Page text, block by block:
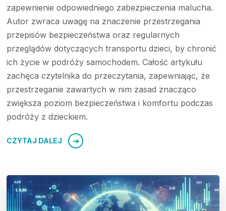
zapewnienie odpowiedniego zabezpieczenia malucha.
Autor zwraca uwagę na znaczenie przestrzegania
przepisów bezpieczeństwa oraz regularnych
przeglądów dotyczących transportu dzieci, by chronić
ich życie w podróży samochodem. Całość artykułu
zachęca czytelnika do przeczytania, zapewniając, że
przestrzeganie zawartych w nim zasad znacząco
zwiększa poziom bezpieczeństwa i komfortu podczas
podróży z dzieckiem.
CZYTAJ DALEJ